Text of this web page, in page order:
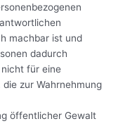
machbar ist und
dadurch
für eine
zur Wahrnehmung
öffentlicher Gewalt